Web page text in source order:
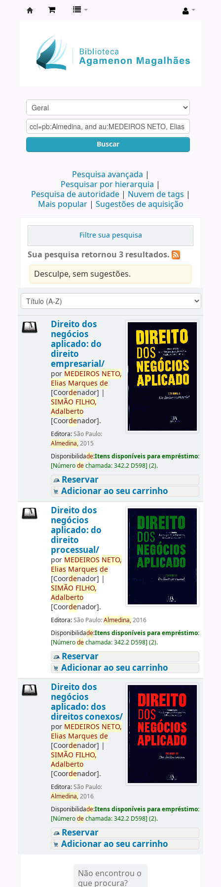
Agamenon
Magalhães
Buscar
Pesquisa avançada
Pesquisar por hierarquia
Pesquisa de autoridade
Nuvem de tags
Mais popular
Sugestões de aquisição
Filtre sua pesquisa
Sua pesquisa retornou 3 resultados.
Desculpe, sem sugestões.
Direito dos
negócios
aplicado: do
direito
empresarial/
por MEDEIROS NETO,
Elias Marques de
[Coordenador] |
SIMÃO FILHO,
Adalberto
[Coordenador].
Editora:São Paulo:
Almedina,2015
Disponibilidade:Itens disponíveis para empréstimo:
[Númerodechamada:342.2 D598] (2).
Reservar
Adicionar ao seu carrinho
Direito dos
negócios
aplicado: do
direito
processual/
por MEDEIROS NETO,
Elias Marques de
[Coordenador] |
SIMÃO FILHO,
Adalberto
[Coordenador].
Editora:São Paulo:Almedina,2016
Disponibilidade:Itens disponíveis para empréstimo:
[Númerodechamada:342.2 D598] (2).
Reservar
Adicionar ao seu carrinho
Direito dos
negócios
aplicado: dos
direitos conexos/
por MEDEIROS NETO,
Elias Marques de
[Coordenador] |
SIMÃO FILHO,
Adalberto
[Coordenador].
Editora:São Paulo:
Almedina,2016
Disponibilidade:Itens disponíveis para empréstimo:
[Númerodechamada:342.2 D598] (2).
Reservar
Adicionar ao seu carrinho
Não encontrou o
que procura?